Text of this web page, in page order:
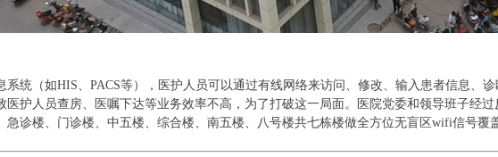
系统（如HIS、PACS等），医护人员可以通过有线网络来访问、修改、输入患者信息、
医护人员查房、医嘱下达等业务效率不高，为了打破这一局面。医院党委和领导班子经
急诊楼、门诊楼、中五楼、综合楼、南五楼、八号楼共七栋楼做全方位无盲区wifi信号覆